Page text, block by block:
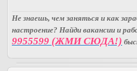
Не знаешь, чем заняться и как
настроение? Найди вакансии и
9955599 (ЖМИ СЮДА!)